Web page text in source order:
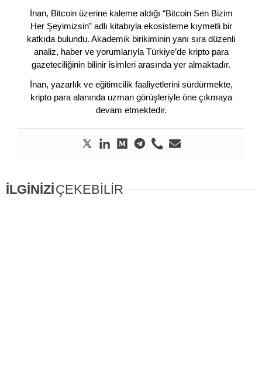
İnan, Bitcoin üzerine kaleme aldığı “Bitcoin Sen Bizim
Her Şeyimizsin” adlı kitabıyla ekosisteme kıymetli bir
katkıda bulundu. Akademik birikiminin yanı sıra düzenli
analiz, haber ve yorumlarıyla Türkiye’de kripto para
gazeteciliğinin bilinir isimleri arasında yer almaktadır.
İnan, yazarlık ve eğitimcilik faaliyetlerini sürdürmekte,
kripto para alanında uzman görüşleriyle öne çıkmaya
devam etmektedir.
İLGİNİZİÇEKEBİLİR